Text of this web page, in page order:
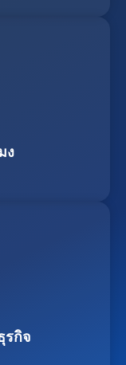
ง
รกิจ